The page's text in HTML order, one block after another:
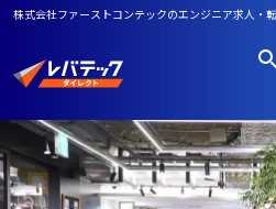
株式会社ファーストコンテックのエンジニア求人・